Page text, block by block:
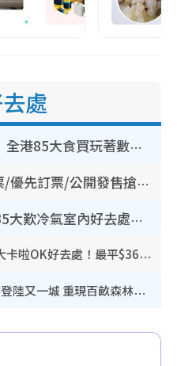
處
【8月生日優惠2026】全港85大食買玩著數攻略 自助餐/火鍋放題同行免費＋誠品/DONKI送現金券
人夫集團｜Klook套票/優先訂票/公開發售搶飛攻略！附票價.購票連結.場地座位表
香港室內好去處｜逾35大歎冷氣室內好去處推介 室內活動免費避雨無懼落雨
唱K推介2026︱全港13大卡啦OK好去處！最平$36起 日文K都有！(附地址+收費詳情)
小熊維尼100週年快閃店登陸又一城 重現百畝森林經典場景／獨家限定盲盒登場／專屬DIY香水